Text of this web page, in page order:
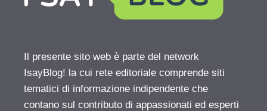
Il presente sito web è parte del network
IsayBlog! la cui rete editoriale comprende siti
tematici di informazione indipendente che
contano sul contributo di appassionati ed esperti